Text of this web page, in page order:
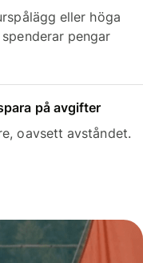
eller höga
pengar
på avgifter
oavsett avståndet.